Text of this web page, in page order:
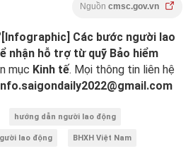
Nguồn cmsc.gov.vn
Các bước người lao
nhận hỗ trợ từ quỹ Bảo hiểm
mục Kinh tế. Mọi thông tin liên hệ
hướng dẫn người lao động
lao động BHXH Việt Nam